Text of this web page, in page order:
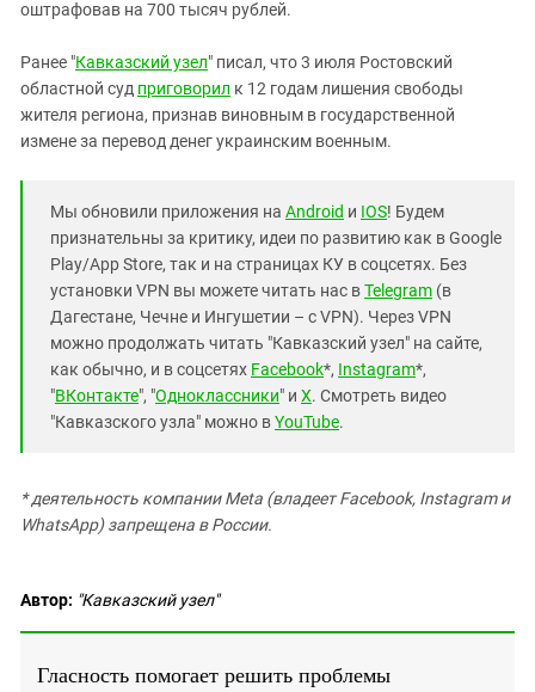
оштрафовав на 700 тысяч рублей.
Ранее "Кавказский узел" писал, что 3 июля Ростовский
областной суд приговорил к 12 годам лишения свободы
жителя региона, признав виновным в государственной
измене за перевод денег украинским военным.
Мы обновили приложения на Android и IOS! Будем
признательны за критику, идеи по развитию как в Google
Play/App Store, так и на страницах КУ в соцсетях. Без
установки VPN вы можете читать нас вTelegram (в
Дагестане, Чечне и Ингушетии – с VPN). Через VPN
можно продолжать читать "Кавказский узел" на сайте,
как обычно, и в соцсетях Facebook*, Instagram*,
"ВКонтакте", "Одноклассники" и X. Смотреть видео
"Кавказского узла" можно вYouTube.
* деятельность компании Meta (владеет Facebook, Instagram и
WhatsApp) запрещена в России.
Автор: "Кавказский узел"
Гласность помогает решить проблемы